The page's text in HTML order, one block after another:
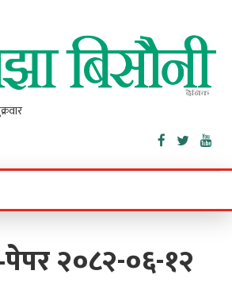
२०८२-०६-१२